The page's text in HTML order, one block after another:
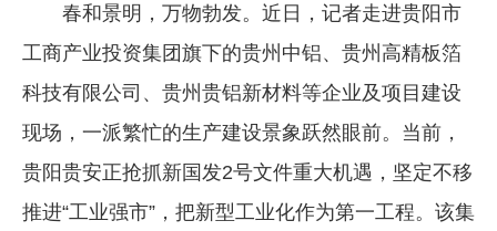
春和景明，万物勃发。近日，记者走进贵阳市
工商产业投资集团旗下的贵州中铝、贵州高精板箔
科技有限公司、贵州贵铝新材料等企业及项目建设
现场，一派繁忙的生产建设景象跃然眼前。当前，
贵阳贵安正抢抓新国发2号文件重大机遇，坚定不移
推进“工业强市”，把新型工业化作为第一工程。该集